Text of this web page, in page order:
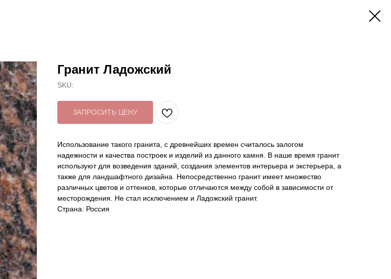
Гранит Ладожский
SKU:
ЗАПРОСИТЬ ЦЕНУ
Использование такого гранита, с древнейших времен считалось залогом
надежности и качества построек и изделий из данного камня. В наше время гранит
используют для возведения зданий, создания элементов интерьера и экстерьера, а
также для ландшафтного дизайна. Непосредственно гранит имеет множество
различных цветов и оттенков, которые отличаются между собой в зависимости от
месторождения. Не стал исключением и Ладожский гранит.
Страна: Россия